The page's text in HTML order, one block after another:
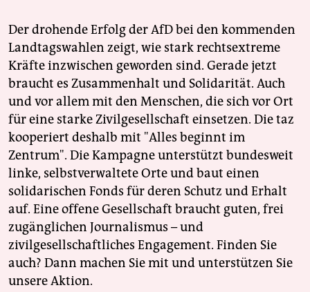
Der drohende Erfolg der AfD bei den kommenden
Landtagswahlen zeigt, wie stark rechtsextreme
Kräfte inzwischen geworden sind. Gerade jetzt
braucht es Zusammenhalt und Solidarität. Auch
und vor allem mit den Menschen, die sich vor Ort
für eine starke Zivilgesellschaft einsetzen. Die taz
kooperiert deshalb mit "Alles beginnt im
Zentrum". Die Kampagne unterstützt bundesweit
linke, selbstverwaltete Orte und baut einen
solidarischen Fonds für deren Schutz und Erhalt
auf. Eine offene Gesellschaft braucht guten, frei
zugänglichen Journalismus – und
zivilgesellschaftliches Engagement. Finden Sie
auch? Dann machen Sie mit und unterstützen Sie
unsere Aktion.